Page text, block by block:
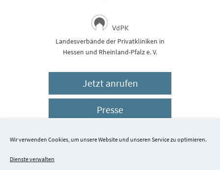
Wir verwenden Cookies, um unsere Website und unseren Service zu optimieren.
Dienste verwalten
Landesverbände der Privatkliniken in
Hessen und Rheinland-Pfalz e. V.
Jetzt anrufen
Presse
Impressum